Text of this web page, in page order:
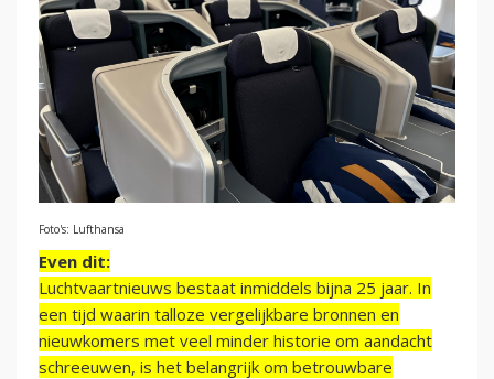
Foto's: Lufthansa
Even dit:
Luchtvaartnieuws bestaat inmiddels bijna 25 jaar. In
een tijd waarin talloze vergelijkbare bronnen en
nieuwkomers met veel minder historie om aandacht
schreeuwen, is het belangrijk om betrouwbare